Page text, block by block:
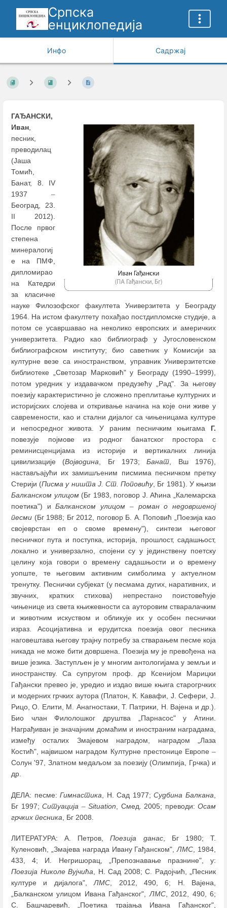
Српска
енциклопедија
Инфо Садржај
ГАЂАНСКИ,
Иван,
песник,
преводилац
(Јаша
Томић,
Банат, 8. IV
1937 –
Београд, 23.
II 2012).
После првог
степена
минералогиј
е на ПМФ,
дипломирао
на Катедри
за класичне
науке Филозофског факултета Универзитета у Београду
1964. На истом факултету похађао постдипломске студије, а
потом се усавршавао на неколико европских и америчких
универзитета. Радио као библиограф у Југословенском
библиографском институту; био саветник у Комисији за
културне везе са иностранством, управник Универзитетске
библиотеке „Светозар Марковић" у Београду (1990–1999),
потом уредник у издавачком предузећу „Рад". За његову
поезију карактеристично је сложено преплитање културних и
историјских слојева и откривање начина на које они живе у
савремености, као и стални дијалог са чињеницама културе
и непосредног живота. У раним песничким књигама Г.
повезује појмове из родног банатског простора с
реминисценцијама из историје и вертикалних линија
цивилизације (Војводина, Бг 1973;Банат, Вш 1976),
настављајући их замишљеним писмима песничком претку
Стерији (Писма у ништа Ј. Ст. Поповићу, Бг 1981). У књизи
Балканском улицом(Бг 1983, поговор Ј. Аћина „Калемарска
поетика") иБалканском улицом –роман о недовршеној
песми (Бг 1988; Бг 2012, поговор Б. А. Поповић „Поезија као
својеврстан еп о своме времену"), синтези његовог
песничког пута и поступка, историја, прошлост, садашњост,
локално и универзално, спојени су у јединствену поетску
целину која говори о времену садашњости и о времену
уопште, те његовим активним симболима у актуелном
тренутку. Песнички субјекат (у песмама дугих, наративних, и
звучних, кратких стихова) непрестано поистовећује
чињенице из света књижевности са ауторовим стваралачким
и животним искуством и обликује их у особен песнички
израз. Асоцијативна и ерудитска поезија овог песника
наговештава његову трајну потребу за стварањем песме која
никада не може бити довршена. Поезија му је превођена на
више језика. Заступљен је у многим антологијама у земљи и
иностранству. Са супругом проф. др Ксенијом Марицки
Гађански превео је, уредио и издао више књига старогрчких
и модерних грчких аутора (Платон, К. Кавафи, Ј. Сефери, Ј.
Рицо, О. Елити, М. Анагностаки, Т. Патрики, Н. Вајена и др.).
Био члан Филолошког друштва „Парнасос" у Атини.
Награђиван је значајним домаћим и иностраним наградама,
између осталих Змајевом наградом, наградом „Лаза
Костић", највишом наградом Културне престонице Европе –
Солун '97, Златном медаљом за поезију (Олимпија, Грчка) и
др.
ДЕЛА: песме:Гимнастика , Н. Сад 1977;Судбина Балкана
Бг 1997; Ситуација – Situation , Смед. 2005; преводи: Осам
грчких песника , Бг 2008.
ЛИТЕРАТУРА: А. Петров,Поезија данас, Бг 1980; Т.
Куленовић, „Змајева награда Ивану Гађанском",ЛМС , 1984,
433, 4; И. Негришорац, „Препознавање празнине", у:
Поезија Николе Вујчића , Н. Сад 2008; С. Радојчић, „Песник
културе и дијалога",ЛМС , 2012, 490, 6; Н. Вајена,
„Балканском улицом Ивана Гађанског", ЛМС, 2012, 490, 6;
С. Башчаревић, „Поетика трајања Ивана Гађанског",